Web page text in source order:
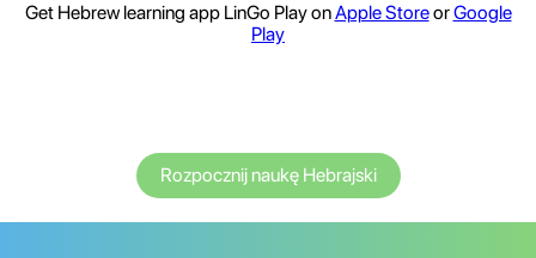
Get Hebrew learning app LinGo Play onApple StoreorGoogle
Play
Rozpocznij naukę Hebrajski